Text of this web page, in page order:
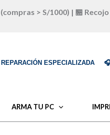
(compras > S/1000) | 🏪
REPARACIÓN ESPECIALIZADA
ARMA TU PC